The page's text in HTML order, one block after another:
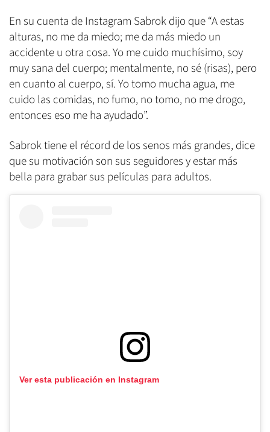
En su cuenta de Instagram Sabrok dijo que “A estas
alturas, no me da miedo; me da más miedo un
accidente u otra cosa. Yo me cuido muchísimo, soy
muy sana del cuerpo; mentalmente, no sé (risas), pero
en cuanto al cuerpo, sí. Yo tomo mucha agua, me
cuido las comidas, no fumo, no tomo, no me drogo,
entonces eso me ha ayudado”.
Sabrok tiene el récord de los senos más grandes, dice
que su motivación son sus seguidores y estar más
bella para grabar sus películas para adultos.
Ver esta publicación en Instagram